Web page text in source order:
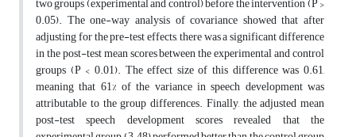
0.05). The one-way analysis of covariance showed that after
adjusting for the pre-test effects, there was a significant difference
in the post-test mean scores between the experimental and control
groups (P < 0.01). The effect size of this difference was 0.61,
meaning that 61% of the variance in speech development was
attributable to the group differences. Finally, the adjusted mean
post-test speech development scores revealed that the